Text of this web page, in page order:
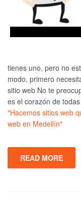
tienes uno, pero no
modo, primero
sitio web No te
es el corazón de
"Hacemos sitios web
web en Medellín"
READ MORE